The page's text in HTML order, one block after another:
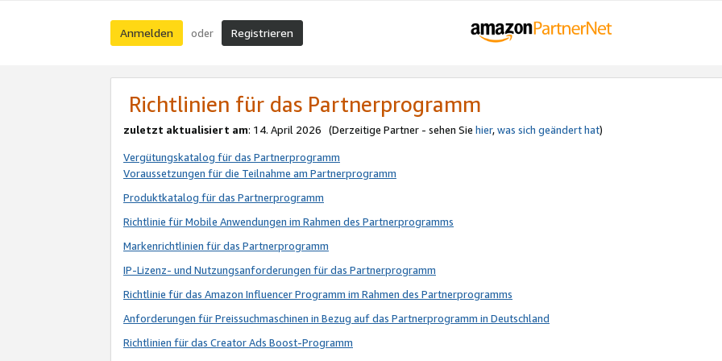
Anmelden oder Registrieren
Richtlinien für das Partnerprogramm
zuletzt aktualisiert am: 14. April 2026 (Derzeitige Partner - sehen Sie hier,was sich geändert hat)
Vergütungskatalog für das Partnerprogramm
Voraussetzungen für die Teilnahme am Partnerprogramm
Produktkatalog für das Partnerprogramm
Richtlinie für Mobile Anwendungen im Rahmen des Partnerprogramms
Markenrichtlinien für das Partnerprogramm
IP-Lizenz- und Nutzungsanforderungen für das Partnerprogramm
Richtlinie für das Amazon Influencer Programm im Rahmen des Partnerprogramms
Anforderungen für Preissuchmaschinen in Bezug auf das Partnerprogramm in Deutschland
Richtlinien für das Creator Ads Boost-Programm